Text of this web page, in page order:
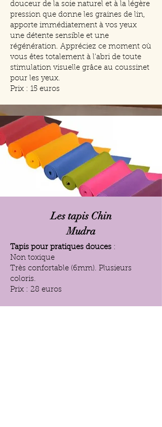
douceur de la soie naturel et à la légère
pression que donne les graines de lin,
apporte immédiatement à vos yeux
une détente sensible et une
régénération. Appréciez ce moment où
vous êtes totalement à l'abri de toute
stimulation visuelle grâce au coussinet
pour les yeux.
Prix : 15 euros
Les tapis Chin
Mudra
Tapis pour pratiques douces :
Non toxique
Très confortable (6mm). Plusieurs
coloris.
Prix : 28 euros